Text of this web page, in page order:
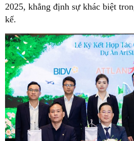
2025, khẳng định sự khác biệt
kế.